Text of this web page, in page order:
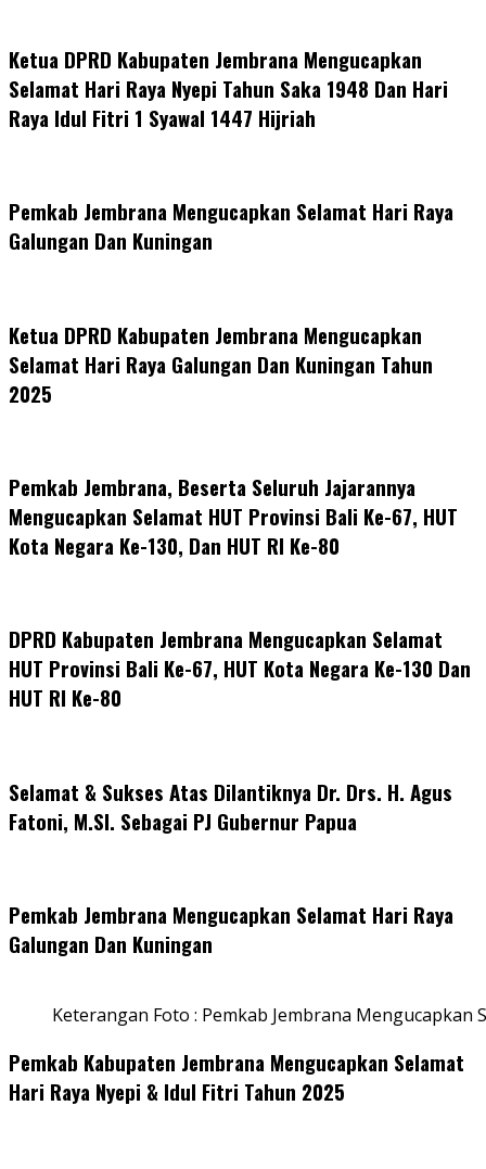
Ketua DPRD Kabupaten Jembrana Mengucapkan
Selamat Hari Raya Nyepi Tahun Saka 1948 Dan Hari
Raya Idul Fitri 1 Syawal 1447 Hijriah
Pemkab Jembrana Mengucapkan Selamat Hari Raya
Galungan Dan Kuningan
Ketua DPRD Kabupaten Jembrana Mengucapkan
Selamat Hari Raya Galungan Dan Kuningan Tahun
2025
Pemkab Jembrana, Beserta Seluruh Jajarannya
Mengucapkan Selamat HUT Provinsi Bali Ke-67, HUT
Kota Negara Ke-130, Dan HUT RI Ke-80
DPRD Kabupaten Jembrana Mengucapkan Selamat
HUT Provinsi Bali Ke-67, HUT Kota Negara Ke-130 Dan
HUT RI Ke-80
Selamat & Sukses Atas Dilantiknya Dr. Drs. H. Agus
Fatoni, M.SI. Sebagai PJ Gubernur Papua
Pemkab Jembrana Mengucapkan Selamat Hari Raya
Galungan Dan Kuningan
Keterangan Foto : Pemkab Jembrana Mengucapkan
Pemkab Kabupaten Jembrana Mengucapkan Selamat
Hari Raya Nyepi & Idul Fitri Tahun 2025